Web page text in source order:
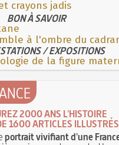
crayons jadis
BON À SAVOIR
à l'ombre du
/ EXPOSITIONS
de la figure
2000 ANS L'HISTOIRE
1600 ARTICLES ILLUSTRÉS
portrait vivifiant d'une